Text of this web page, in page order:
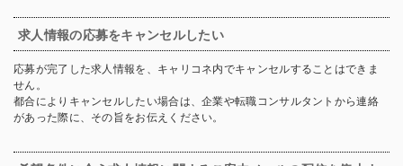
求人情報の応募をキャンセルしたい
応募が完了した求人情報を、キャリコネ内でキャンセルすることはできま
せん。
都合によりキャンセルしたい場合は、企業や転職コンサルタントから連絡
があった際に、その旨をお伝えください。